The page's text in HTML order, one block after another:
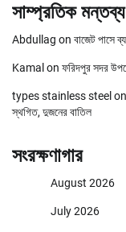
সাম্প্রতিক মন্তব্য
Abdullag on বাজেট পাসে
Kamal on ফরিদপুর সদর
types stainless steel on
স্থগিত, দুজনের বাতিল
সংরক্ষণাগার
August 2026
July 2026